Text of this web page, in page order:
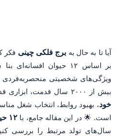
آیا تا به حال به برج فلکی چینی فکر
بر اساس ۱۲ حیوان
ویژگی‌های شخصیتی منحصربه‌فردی
بیش از ۲۰۰۰ سال قدمت، ابزاری قدرتمند برای شناخت
خود، بهبود روابط، انتخاب شغل
است. 🌟 در این مقاله جامع، با۱۲ حیوان زودیاک چینی
سال‌های تولد مرتبط را بررسی